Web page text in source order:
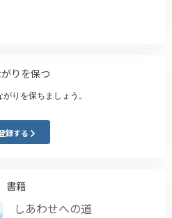
りを保つ
りを保ちましょう。
録する
書籍
しあわせへの道